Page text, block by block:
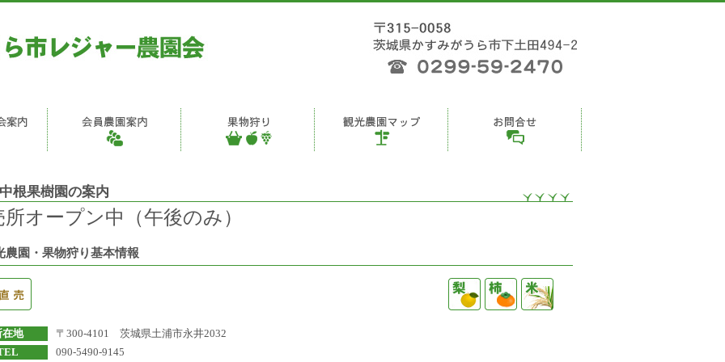
中根果樹園の案内
所オープン中（午後のみ）
農園・果物狩り基本情報
在地
〒300-4101 茨城県土浦市永井2032
090-5490-9145